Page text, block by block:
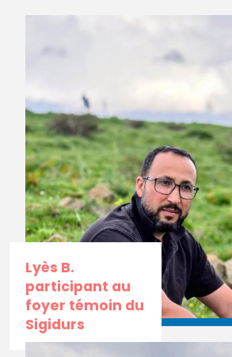
Lyès B.
participant au
foyer témoin du
Sigidurs